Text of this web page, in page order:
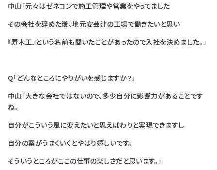
中山「元々はゼネコンで施工管理や営業をやってました
その会社を辞めた後、地元安芸津の工場で働きたいと思い
『寿木工』という名前も聞いたことがあったので入社を決めました。」
Q「どんなところにやりがいを感じますか？」
中山「大きな会社ではないので、多少自分に影響力があることです
ね。
自分がこういう風に変えたいと思えばわりと実現できますし
自分の案がうまくいくとやはり嬉しいです。
そういうところがここの仕事の楽しさだと思います。」